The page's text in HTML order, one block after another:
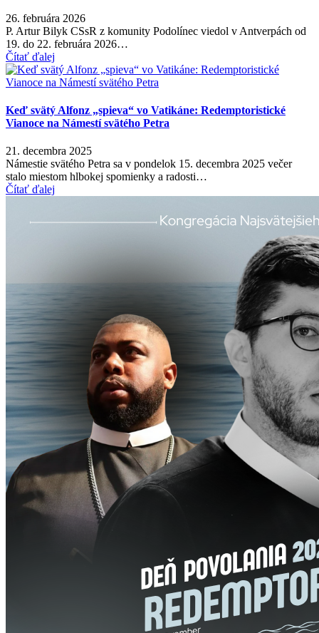
26. februára 2026
P. Artur Bilyk CSsR z komunity Podolínec viedol v Antverpách od
19. do 22. februára 2026…
Čítať ďalej
Keď svätý Alfonz „spieva“ vo Vatikáne: Redemptoristické
Vianoce na Námestí svätého Petra
21. decembra 2025
Námestie svätého Petra sa v pondelok 15. decembra 2025 večer
stalo miestom hlbokej spomienky a radosti…
Čítať ďalej